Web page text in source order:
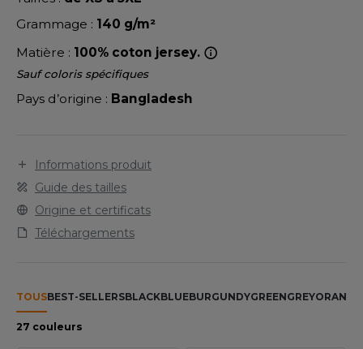
ROW
OF THE LOOM
OF THE LOOM VINTAGE
Grammage : 140 g/m²
Matière : 100% coton jersey.
Sauf coloris spécifiques
Pays d’origine : Bangladesh
Informations produit
Guide des tailles
Origine et certificats
Téléchargements
TOUSBEST-SELLERSBLACKBLUEBURGUNDYGREENGREYORANGE
27 couleurs